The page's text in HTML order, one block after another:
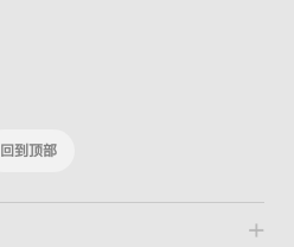
回到顶部